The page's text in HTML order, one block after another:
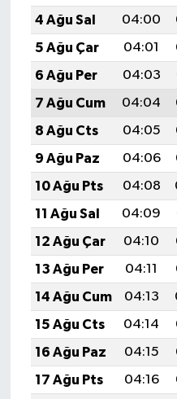
4 Ağu Sal
04:00
5 Ağu Çar
04:01
6 Ağu Per
04:03
7 Ağu Cum
04:04
8 Ağu Cts
04:05
9 Ağu Paz
04:06
10 Ağu Pts
04:08
11 Ağu Sal
04:09
12 Ağu Çar
04:10
13 Ağu Per
04:11
14 Ağu Cum
04:13
15 Ağu Cts
04:14
16 Ağu Paz
04:15
17 Ağu Pts
04:16